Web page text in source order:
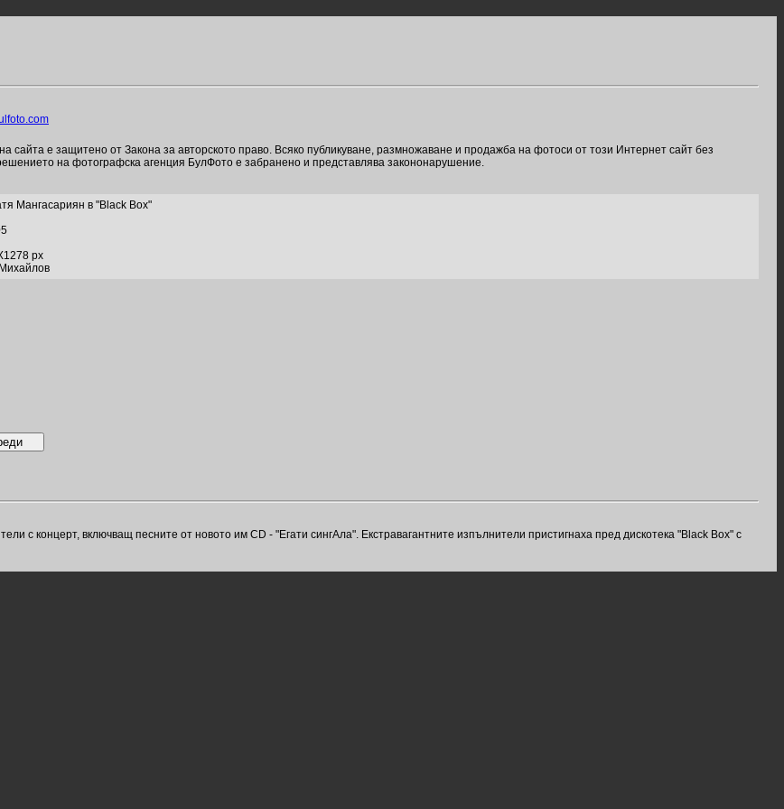
сайта е защитено от Закона за авторското право. Всяко публикуване, размножаване и продажба на фотоси от този Интернет сайт без
на фотографска агенция БулФото е забранено и представлява закононарушение.
Мангасариян в "Black Box"
px
с концерт, включващ песните от новото им CD - "Егати сингAла". Екстравагантните изпълнители пристигнаха пред дискотека "Black Box" с